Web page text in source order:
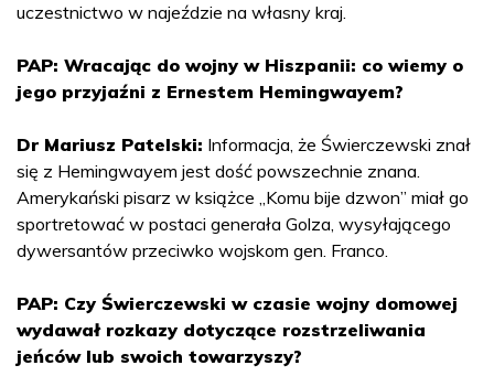
uczestnictwo w najeździe na własny kraj.
PAP: Wracając do wojny w Hiszpanii: co wiemy o
jego przyjaźni z Ernestem Hemingwayem?
Dr Mariusz Patelski: Informacja, że Świerczewski znał
się z Hemingwayem jest dość powszechnie znana.
Amerykański pisarz w książce „Komu bije dzwon” miał go
sportretować w postaci generała Golza, wysyłającego
dywersantów przeciwko wojskom gen. Franco.
PAP: Czy Świerczewski w czasie wojny domowej
wydawał rozkazy dotyczące rozstrzeliwania
jeńców lub swoich towarzyszy?